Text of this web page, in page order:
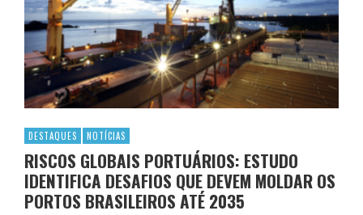
DESTAQUES NOTÍCIAS
RISCOS GLOBAIS PORTUÁRIOS: ESTUDO
IDENTIFICA DESAFIOS QUE DEVEM MOLDAR OS
PORTOS BRASILEIROS ATÉ 2035